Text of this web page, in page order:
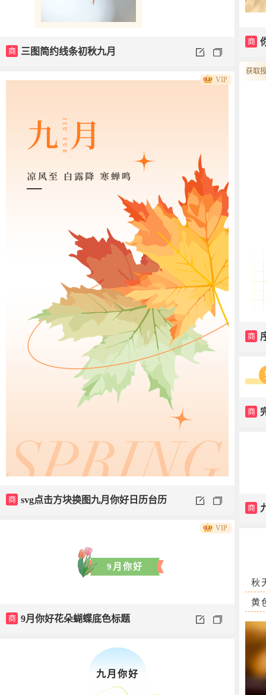
商 三图简约线条初秋九月
商
商
获取
商 svg点击方块换图九月你好日历台历
VIP
商
商
9月你好
商 9月你好花朵蝴蝶底色标题
VIP
秋
黄
九月你好